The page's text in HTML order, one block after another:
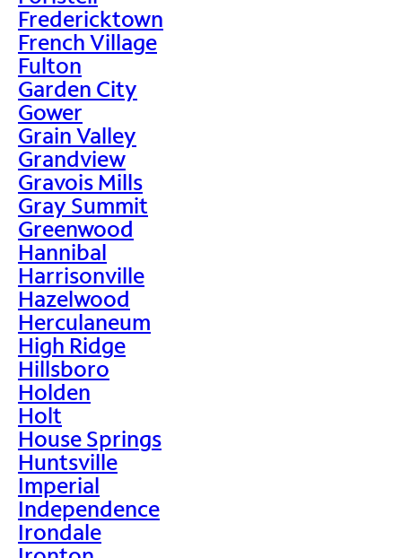
Fredericktown
French Village
Fulton
Garden City
Gower
Grain Valley
Grandview
Gravois Mills
Gray Summit
Greenwood
Hannibal
Harrisonville
Hazelwood
Herculaneum
High Ridge
Hillsboro
Holden
Holt
House Springs
Huntsville
Imperial
Independence
Irondale